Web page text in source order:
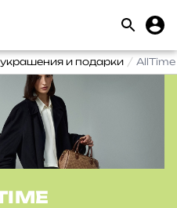
и подарки AllTime